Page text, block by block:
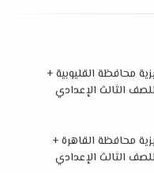
محافظة القليوبية +
الثالث الإعدادي
محافظة القاهرة +
الثالث الإعدادي